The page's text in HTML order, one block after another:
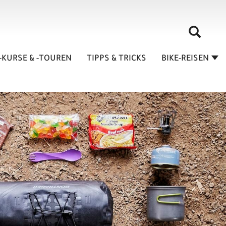
& -TOUREN TIPPS & TRICKS BIKE-REISEN